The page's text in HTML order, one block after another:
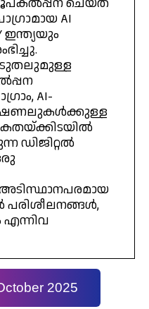
AI
ഇന്ത്യയും
AI-
ഡിജിറ്റൽ
2025